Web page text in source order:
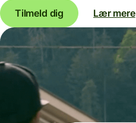
Tilmeld dig Lær mere